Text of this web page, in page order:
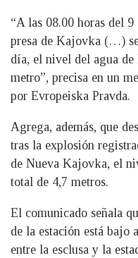
“A las 08.00 horas del
presa de Kajovka (…)
día, el nivel del agua
metro”, precisa en un
por Evropeiska Pravda.
Agrega, además, que
tras la explosión
de Nueva Kajovka, el
total de 4,7 metros.
El comunicado señala
de la estación está bajo
entre la esclusa y la